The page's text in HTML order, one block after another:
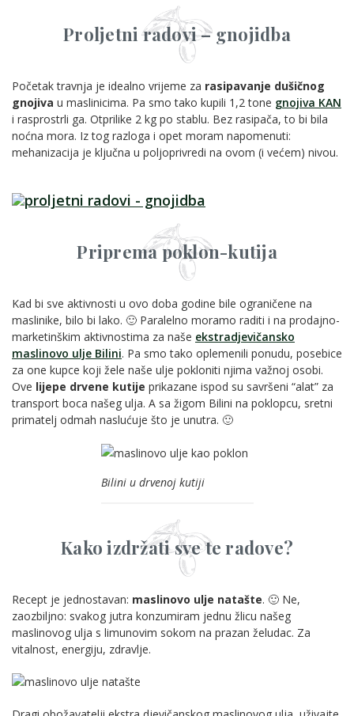
Proljetni radovi – gnojidba
Početak travnja je idealno vrijeme za rasipavanje dušičnog
gnojiva u maslinicima. Pa smo tako kupili 1,2 tone gnojiva KAN
i rasprostrli ga. Otprilike 2 kg po stablu. Bez rasipača, to bi bila
noćna mora. Iz tog razloga i opet moram napomenuti:
mehanizacija je ključna u poljoprivredi na ovom (i većem) nivou.
Priprema poklon-kutija
Kad bi sve aktivnosti u ovo doba godine bile ograničene na
maslinike, bilo bi lako. 🙂 Paralelno moramo raditi i na prodajno-
marketinškim aktivnostima za naše ekstradjevičansko
maslinovo ulje Bilini. Pa smo tako oplemenili ponudu, posebice
za one kupce koji žele naše ulje pokloniti njima važnoj osobi.
Ove lijepe drvene kutije prikazane ispod su savršeni “alat” za
transport boca našeg ulja. A sa žigom Bilini na poklopcu, sretni
primatelj odmah naslućuje što je unutra. 🙂
Bilini u drvenoj kutiji
Kako izdržati sve te radove?
Recept je jednostavan: maslinovo ulje natašte. 🙂 Ne,
zaozbiljno: svakog jutra konzumiram jednu žlicu našeg
maslinovog ulja s limunovim sokom na prazan želudac. Za
vitalnost, energiju, zdravlje.